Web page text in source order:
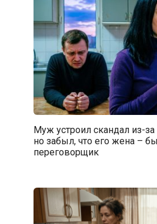
Муж устроил скандал из-за
но забыл, что его жена –
переговорщик